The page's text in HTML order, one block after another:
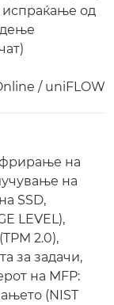
од
/ uniFLOW
на
на
SSD,
LEVEL),
2.0),
за задачи,
на MFP:
(NIST